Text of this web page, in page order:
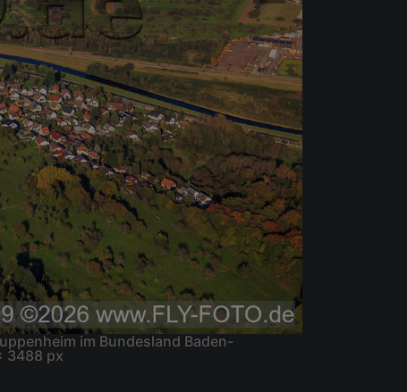
im Bundesland Baden-
3488 px